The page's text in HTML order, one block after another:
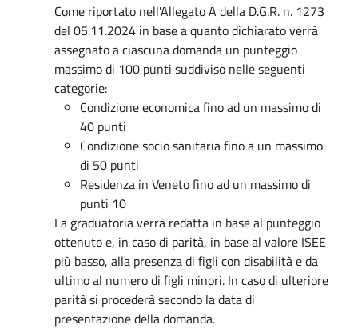
Come riportato nell'Allegato A della D.G.R. n. 1273
del 05.11.2024 in base a quanto dichiarato verrà
assegnato a ciascuna domanda un punteggio
massimo di 100 punti suddiviso nelle seguenti
categorie:
Condizione economica fino ad un massimo di
40 punti
Condizione socio sanitaria fino a un massimo
di 50 punti
Residenza in Veneto fino ad un massimo di
punti 10
La graduatoria verrà redatta in base al punteggio
ottenuto e, in caso di parità, in base al valore ISEE
più basso, alla presenza di figli con disabilità e da
ultimo al numero di figli minori. In caso di ulteriore
parità si procederà secondo la data di
presentazione della domanda.